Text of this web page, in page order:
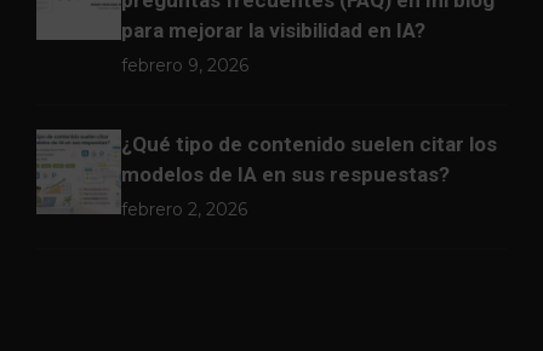
para mejorar la visibilidad en IA?
febrero 9, 2026
¿Qué tipo de contenido suelen citar los
modelos de IA en sus respuestas?
febrero 2, 2026